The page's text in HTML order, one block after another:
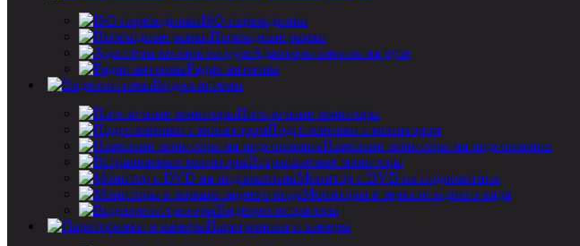
ISO-переходники
Переходные рамки
Адаптеры кнопок на руле
Радио антенны
Видеосистемы
Потолочные мониторы
Подголовники с монитором
Навесные мониторы на подголовник
Встраиваемые мониторы
Монитор с DVD на подлокотник
Мониторы в зеркале заднего вида
Видеорегистраторы
Парктроники и камеры